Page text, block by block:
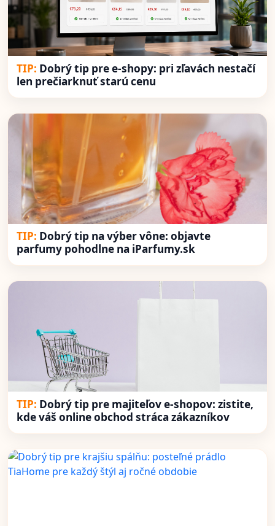
Dobrý tip pre e-shopy: pri zľavách nestačí
len prečiarknuť starú cenu
Dobrý tip na výber vône: objavte
parfumy pohodlne na iParfumy.sk
Dobrý tip pre majiteľov e-shopov: zistite,
kde váš online obchod stráca zákazníkov